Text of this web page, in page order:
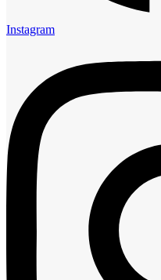
Instagram